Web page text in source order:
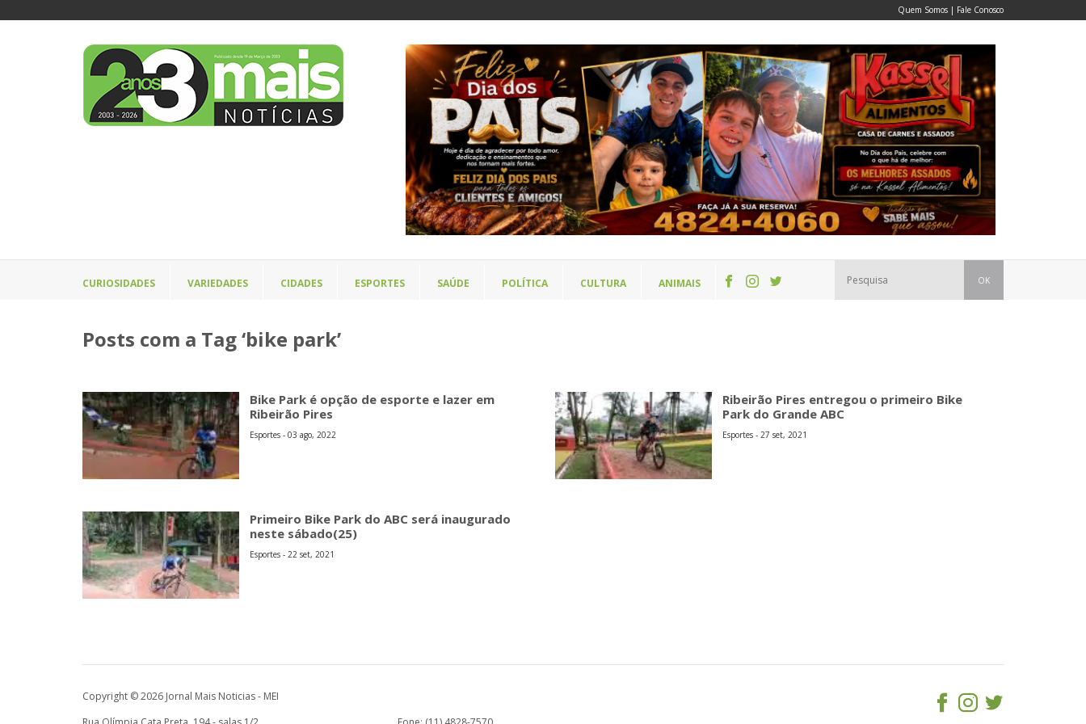
Quem Somos | Fale Conosco
CURIOSIDADES VARIEDADES CIDADES ESPORTES SAÚDE POLÍTICA CULTURA ANIMAIS OK
Posts com a Tag ‘bike park’
Bike Park é opção de esporte e lazer em
Ribeirão Pires
Esportes - 03 ago, 2022
Ribeirão Pires entregou o primeiro Bike
Park do Grande ABC
Esportes - 27 set, 2021
Primeiro Bike Park do ABC será inaugurado
neste sábado(25)
Esportes - 22 set, 2021
Copyright © 2026 Jornal Mais Noticias - MEI